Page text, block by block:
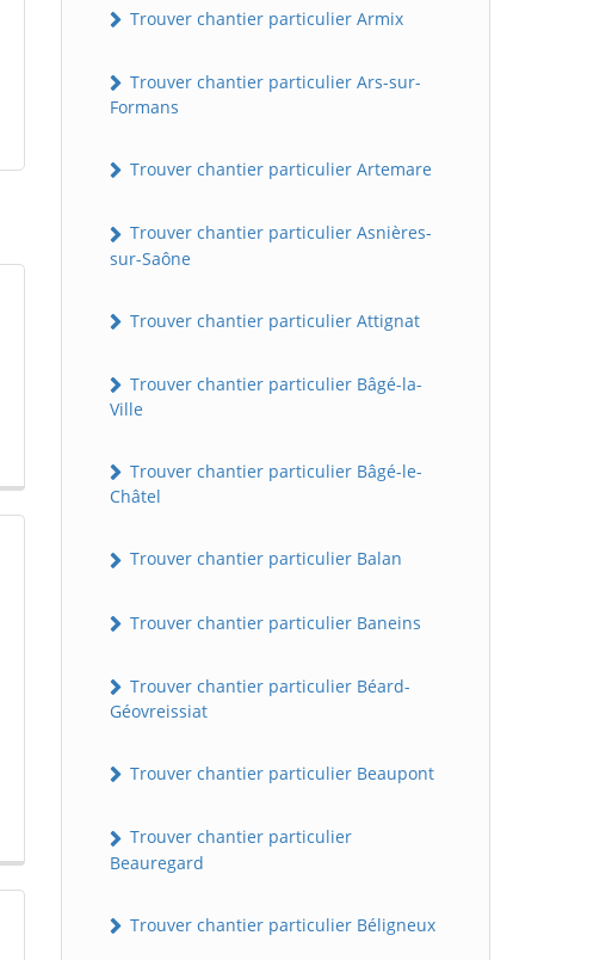
Trouver chantier particulier Armix
Trouver chantier particulier Ars-sur-
Formans
Trouver chantier particulier Artemare
Trouver chantier particulier Asnières-
sur-Saône
Trouver chantier particulier Attignat
Trouver chantier particulier Bâgé-la-
Ville
Trouver chantier particulier Bâgé-le-
Châtel
Trouver chantier particulier Balan
Trouver chantier particulier Baneins
Trouver chantier particulier Béard-
Géovreissiat
Trouver chantier particulier Beaupont
Trouver chantier particulier
Beauregard
Trouver chantier particulier Béligneux